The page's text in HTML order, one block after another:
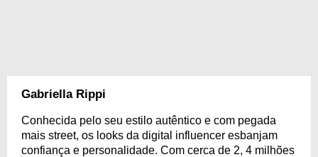
Gabriella Rippi
Conhecida pelo seu estilo autêntico e com pegada
mais street, os looks da digital influencer esbanjam
confiança e personalidade. Com cerca de 2, 4 milhões